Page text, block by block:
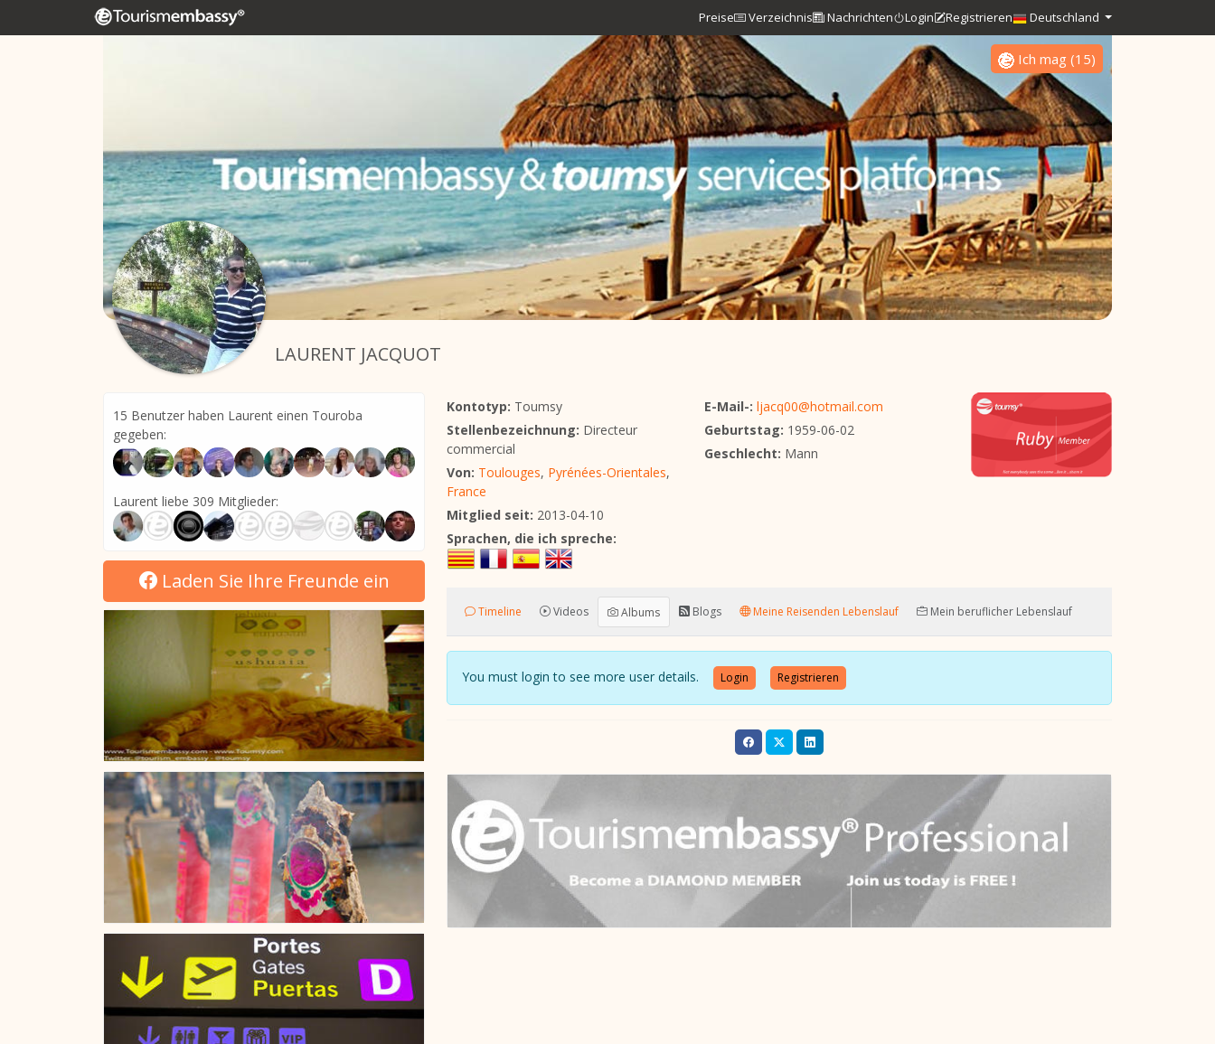
Preise Verzeichnis Nachrichten Login Registrieren Deutschland
LAURENT JACQUOT
Ich mag (15)
15 Benutzer haben Laurent einen Touroba
gegeben:
Laurent liebe 309 Mitglieder:
Laden Sie Ihre Freunde ein
Kontotyp: Toumsy
Stellenbezeichnung: Directeur
commercial
Von: Toulouges, Pyrénées-Orientales,
France
Mitglied seit: 2013-04-10
E-Mail-: ljacq00@hotmail.com
Geburtstag: 1959-06-02
Geschlecht: Mann
Sprachen, die ich spreche:
Timeline Videos Albums Blogs Meine Reisenden Lebenslauf Mein beruflicher Lebenslauf
You must login to see more user details. Login Registrieren